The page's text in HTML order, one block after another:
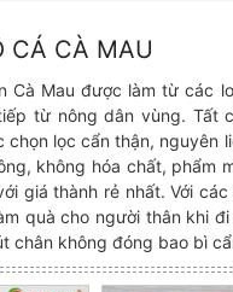
CÁ CÀ MAU
Cà Mau được làm từ các
từ nông dân vùng. Tất
chọn lọc cẩn thận, nguyên
không hóa chất, phẩm
giá thành rẻ nhất. Với
quà cho người thân khi đi
chân không đóng bao bì